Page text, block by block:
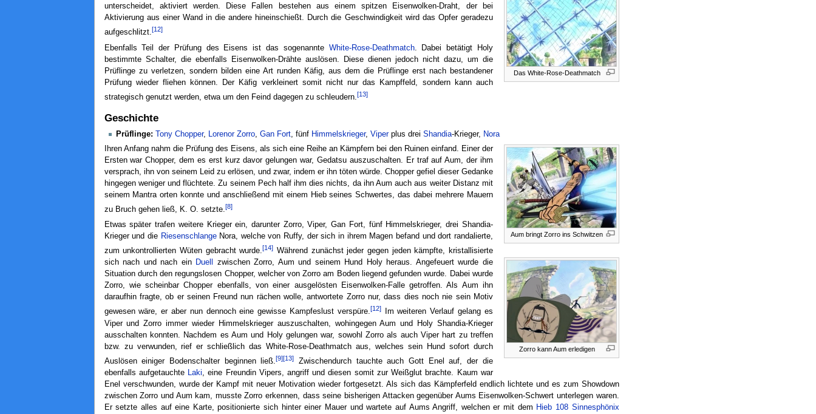
Das White-Rose-Deathmatch
unterscheidet, aktiviert werden. Diese Fallen bestehen aus einem spitzen Eisenwolken-Draht, der bei
Aktivierung aus einer Wand in die andere hineinschießt. Durch die Geschwindigkeit wird das Opfer geradezu
aufgeschlitzt.[12]
Ebenfalls Teil der Prüfung des Eisens ist das sogenannte White-Rose-Deathmatch. Dabei betätigt Holy
bestimmte Schalter, die ebenfalls Eisenwolken-Drähte auslösen. Diese dienen jedoch nicht dazu, um die
Prüflinge zu verletzen, sondern bilden eine Art runden Käfig, aus dem die Prüflinge erst nach bestandener
Prüfung wieder fliehen können. Der Käfig verkleinert somit nicht nur das Kampffeld, sondern kann auch
strategisch genutzt werden, etwa um den Feind dagegen zu schleudern.[13]
Geschichte
Prüflinge: Tony Chopper, Lorenor Zorro, Gan Fort, fünf Himmelskrieger, Viperplus drei Shandia-Krieger, Nora
Aum bringt Zorro ins Schwitzen
Zorro kann Aum erledigen
Ihren Anfang nahm die Prüfung des Eisens, als sich eine Reihe an Kämpfern bei den Ruinen einfand. Einer der
Ersten war Chopper, dem es erst kurz davor gelungen war, Gedatsu auszuschalten. Er traf auf Aum, der ihm
versprach, ihn von seinem Leid zu erlösen, und zwar, indem er ihn töten würde. Chopper gefiel dieser Gedanke
hingegen weniger und flüchtete. Zu seinem Pech half ihm dies nichts, da ihn Aum auch aus weiter Distanz mit
seinem Mantra orten konnte und anschließend mit einem Hieb seines Schwertes, das dabei mehrere Mauern
zu Bruch gehen ließ, K. O. setzte.[8]
Etwas später trafen weitere Krieger ein, darunter Zorro, Viper, Gan Fort, fünf Himmelskrieger, drei Shandia-
Krieger und die RiesenschlangeNora, welche von Ruffy, der sich in ihrem Magen befand und dort randalierte,
zum unkontrollierten Wüten gebracht wurde.[14] Während zunächst jeder gegen jeden kämpfte, kristallisierte
sich nach und nach ein Duell
zwischen Zorro, Aum und seinem Hund Holy heraus. Angefeuert wurde die
Situation durch den regungslosen Chopper, welcher von Zorro am Boden liegend gefunden wurde. Dabei wurde
Zorro, wie scheinbar Chopper ebenfalls, von einer ausgelösten Eisenwolken-Falle getroffen. Als Aum ihn
daraufhin fragte, ob er seinen Freund nun rächen wolle, antwortete Zorro nur, dass dies noch nie sein Motiv
gewesen wäre, er aber nun dennoch eine gewisse Kampfeslust verspüre.[12]Im weiteren Verlauf gelang es
Viper und Zorro immer wieder Himmelskrieger auszuschalten, wohingegen Aum und Holy Shandia-Krieger
ausschalten konnten. Nachdem es Aum und Holy gelungen war, sowohl Zorro als auch Viper hart zu treffen
bzw. zu verwunden, rief er schließlich das White-Rose-Deathmatch aus, welches sein Hund sofort durch
Auslösen einiger Bodenschalter beginnen ließ.[9][13]
Zwischendurch tauchte auch Gott Enel auf, der die
ebenfalls aufgetauchte Laki, eine Freundin Vipers, angriff und diesen somit zur Weißglut brachte. Kaum war
Enel verschwunden, wurde der Kampf mit neuer Motivation wieder fortgesetzt. Als sich das Kämpferfeld endlich lichtete und es zum Showdown
zwischen Zorro und Aum kam, musste Zorro erkennen, dass seine bisherigen Attacken gegenüber Aums Eisenwolken-Schwert unterlegen waren.
Er setzte alles auf eine Karte, positionierte sich hinter einer Mauer und wartete auf Aums Angriff, welchen er mit dem Hieb 108 Sinnesphönix